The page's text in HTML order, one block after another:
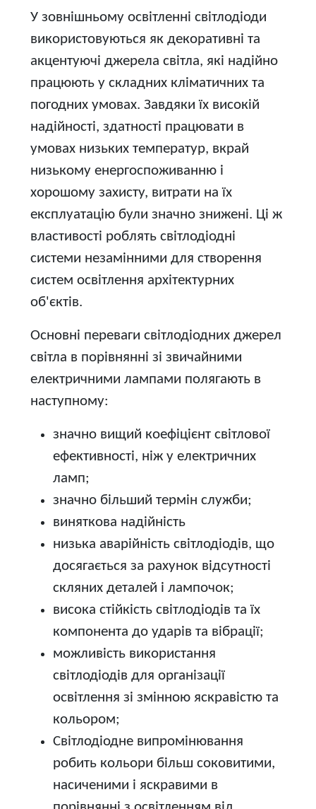
У зовнішньому освітленні світлодіоди
використовуються як декоративні та
акцентуючі джерела світла, які надійно
працюють у складних кліматичних та
погодних умовах. Завдяки їх високій
надійності, здатності працювати в
умовах низьких температур, вкрай
низькому енергоспоживанню і
хорошому захисту, витрати на їх
експлуатацію були значно знижені. Ці ж
властивості роблять світлодіодні
системи незамінними для створення
систем освітлення архітектурних
об'єктів.
Основні переваги світлодіодних джерел
світла в порівнянні зі звичайними
електричними лампами полягають в
наступному:
значно вищий коефіцієнт світлової
ефективності, ніж у електричних
ламп;
значно більший термін служби;
виняткова надійність
низька аварійність світлодіодів, що
досягається за рахунок відсутності
скляних деталей і лампочок;
висока стійкість світлодіодів та їх
компонента до ударів та вібрації;
можливість використання
світлодіодів для організації
освітлення зі змінною яскравістю та
кольором;
Світлодіодне випромінювання
робить кольори більш соковитими,
насиченими і яскравими в